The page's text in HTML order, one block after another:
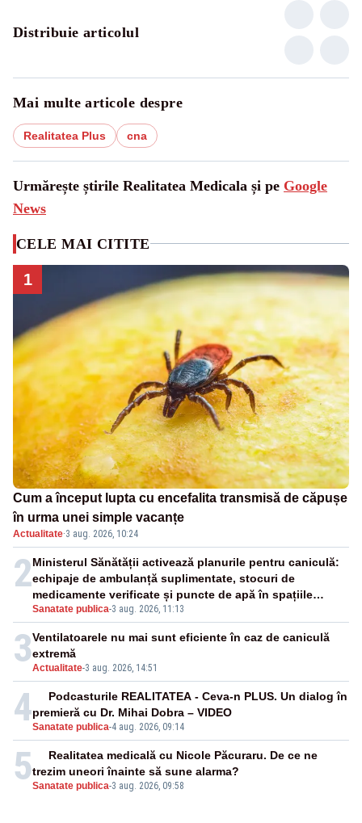
Distribuie articolul
Mai multe articole despre
Realitatea Plus cna
Urmărește știrile Realitatea Medicala și pe Google
News
CELE MAI CITITE
1
Cum a început lupta cu encefalita transmisă de căpușe
în urma unei simple vacanțe
Actualitate·3 aug. 2026, 10:24
2
Sanatate publica-3 aug. 2026, 11:13
Ministerul Sănătății activează planurile pentru caniculă:
echipaje de ambulanță suplimentate, stocuri de
medicamente verificate și puncte de apă în spațiile
publice
3Actualitate-3 aug. 2026, 14:51
Ventilatoarele nu mai sunt eficiente în caz de caniculă
extremă
4Sanatate publica-4 aug. 2026, 09:14
Podcasturile REALITATEA - Ceva-n PLUS. Un dialog în
premieră cu Dr. Mihai Dobra – VIDEO
5Sanatate publica-3 aug. 2026, 09:58
Realitatea medicală cu Nicole Păcuraru. De ce ne
trezim uneori înainte să sune alarma?